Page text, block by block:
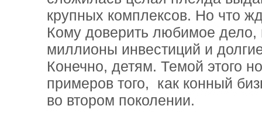
крупных комплексов. Но что
Кому доверить любимое
миллионы инвестиций и
Конечно, детям. Темой этого
примеров того, как конный
во втором поколении.